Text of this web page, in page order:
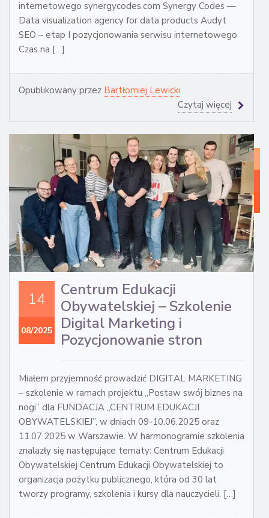
internetowego synergycodes.com Synergy Codes —
Data visualization agency for data products Audyt
SEO – etap I pozycjonowania serwisu internetowego
Czas na […]
Opublikowany przez Bartłomiej Lewicki
Czytaj więcej
14
08/2025
Centrum Edukacji
Obywatelskiej – Szkolenie
Digital Marketing i
Pozycjonowanie stron
Miałem przyjemność prowadzić DIGITAL MARKETING
– szkolenie w ramach projektu „Postaw swój biznes na
nogi” dla FUNDACJA „CENTRUM EDUKACJI
OBYWATELSKIEJ”, w dniach 09-10.06.2025 oraz
11.07.2025 w Warszawie. W harmonogramie szkolenia
znalazły się następujące tematy: Centrum Edukacji
Obywatelskiej Centrum Edukacji Obywatelskiej to
organizacja pożytku publicznego, która od 30 lat
tworzy programy, szkolenia i kursy dla nauczycieli. […]